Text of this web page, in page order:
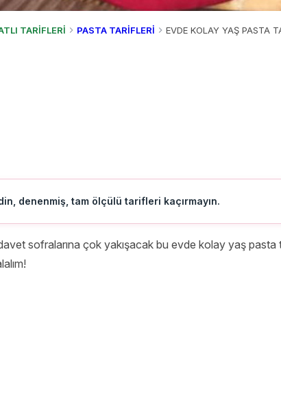
TARİFLERİ PASTA TARİFLERİ EVDE KOLAY YAŞ PASTA
denenmiş, tam ölçülü tarifleri kaçırmayın.
sofralarına çok yakışacak bu evde kolay yaş pasta